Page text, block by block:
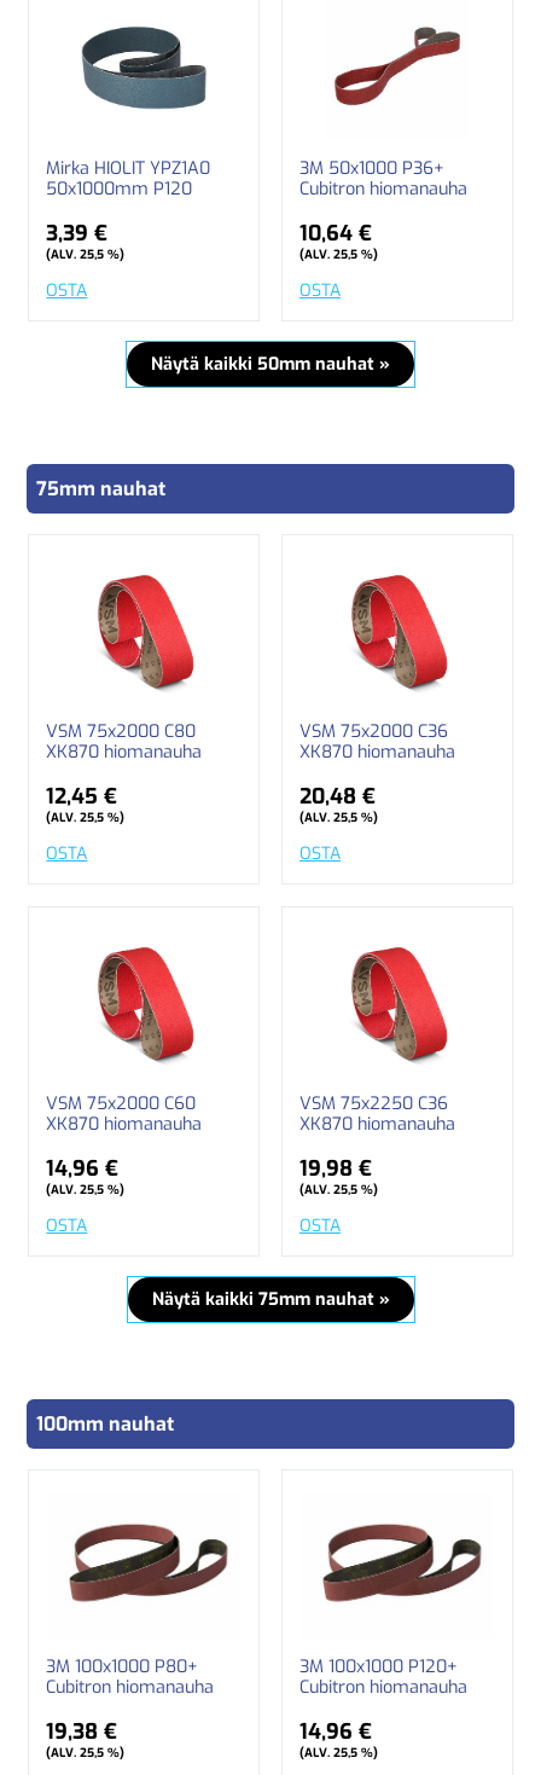
Mirka HIOLIT YPZ1A0
50x1000mm P120
3,39 €
(ALV. 25,5 %)
OSTA
3M 50x1000 P36+
Cubitron hiomanauha
10,64 €
(ALV. 25,5 %)
OSTA
Näytä kaikki 50mm nauhat »
75mm nauhat
VSM 75x2000 C80
XK870 hiomanauha
12,45 €
(ALV. 25,5 %)
OSTA
VSM 75x2000 C36
XK870 hiomanauha
20,48 €
(ALV. 25,5 %)
OSTA
VSM 75x2000 C60
XK870 hiomanauha
14,96 €
(ALV. 25,5 %)
OSTA
VSM 75x2250 C36
XK870 hiomanauha
19,98 €
(ALV. 25,5 %)
OSTA
Näytä kaikki 75mm nauhat »
100mm nauhat
3M 100x1000 P80+
Cubitron hiomanauha
19,38 €
(ALV. 25,5 %)
3M 100x1000 P120+
Cubitron hiomanauha
14,96 €
(ALV. 25,5 %)